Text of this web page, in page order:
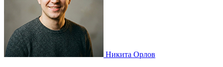
Никита Орлов